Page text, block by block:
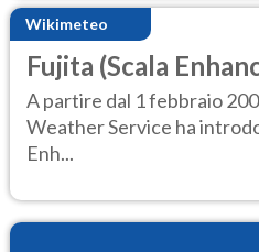
Wikimeteo
Fujita (Scala
A partire dal 1 febbraio
Weather Service ha
Enh...